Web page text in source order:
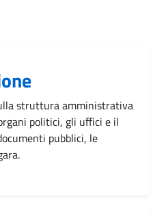
struttura amministrativa
politici, gli uffici e il
pubblici, le